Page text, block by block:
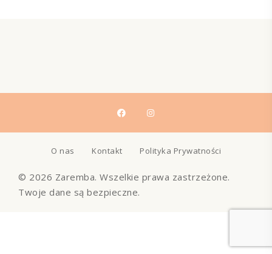
O nas Kontakt Polityka Prywatności
© 2026 Zaremba. Wszelkie prawa zastrzeżone.
Twoje dane są bezpieczne.